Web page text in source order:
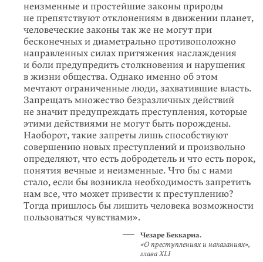
неизменные и простейшие законы природы
не препятствуют отклонениям в движении планет,
человеческие законы так же не могут при
бесконечных и диаметрально противоположно
направленных силах притяжения наслаждения
и боли предупредить столкновения и нарушения
в жизни общества. Однако именно об этом
мечтают ограниченные люди, захватившие власть.
Запрещать множество безразличных действий
не значит предупреждать преступления, которые
этими действиями не могут быть порождены.
Наоборот, такие запреты лишь способствуют
совершению новых преступлений и произвольно
определяют, что есть добродетель и что есть порок,
понятия вечные и неизменные. Что бы с нами
стало, если бы возникла необходимость запретить
нам все, что может привести к преступлению?
Тогда пришлось бы лишить человека возможности
пользоваться чувствами».
Чезаре Беккариа.
«О преступлениях и наказаниях»,
глава XLI